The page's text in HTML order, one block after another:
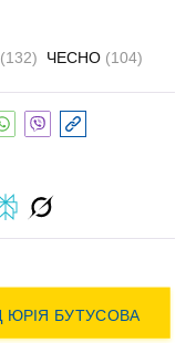
(132) ЧЕСНО (104)